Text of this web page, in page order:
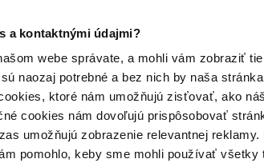
a kontaktnými údajmi?
webe správate, a mohli vám zobraziť
naozaj potrebné a bez nich by naša
ktoré nám umožňujú zisťovať, ako
cookies nám dovoľujú prispôsobovať
umožňujú zobrazenie relevantnej
pomohlo, keby sme mohli používať všetky